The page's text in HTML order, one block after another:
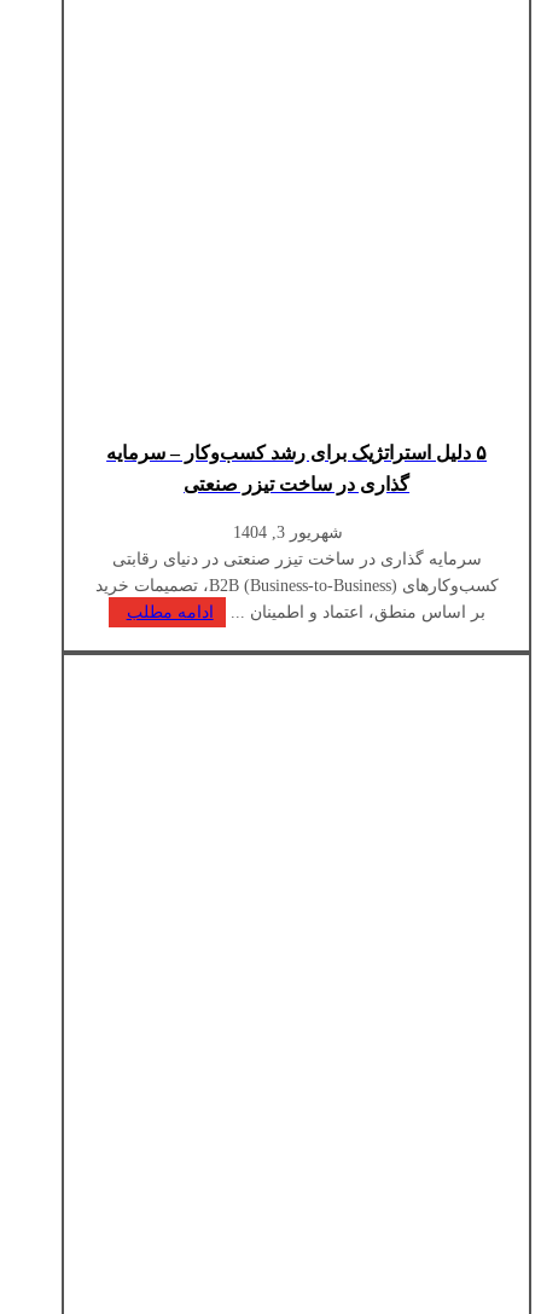
۵ دلیل استراتژیک برای رشد کسب‌وکار – سرمایه‌
گذاری در ساخت تیزر صنعتی
شهریور 3, 1404
سرمایه‌ گذاری در ساخت تیزر صنعتی در دنیای رقابتی
کسب‌وکارهای B2B (Business-to-Business)، تصمیمات خرید
بر اساس منطق، اعتماد و اطمینان ...
ادامه مطلب